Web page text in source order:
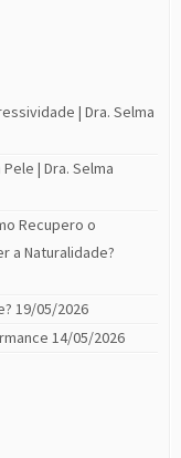
| Dra. Selma
| Dra. Selma
Recupero o
a Naturalidade?
19/05/2026
14/05/2026